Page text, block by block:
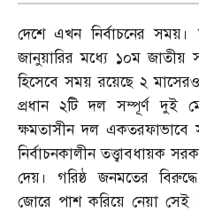
দেশে এখন নির্বাচনের
জানুয়ারির মধ্যে ১০ম জাতীয়
হিসেবে সময় রয়েছে ২ মাসেরও
প্রধান ২টি দল সম্পূর্ণ দুই
ক্ষমতাসীন দল একতরফাভাবে
নির্বাচনকালীন তত্ত্বাবধায়ক
দেয়। গরিষ্ঠ জনমতের
জোরে পাশ করিয়ে নেয়া